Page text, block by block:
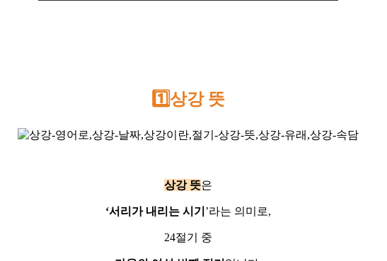
1️⃣상강 뜻
상강 뜻은
‘서리가 내리는 시기 ’라는 의미로,
24절기 중